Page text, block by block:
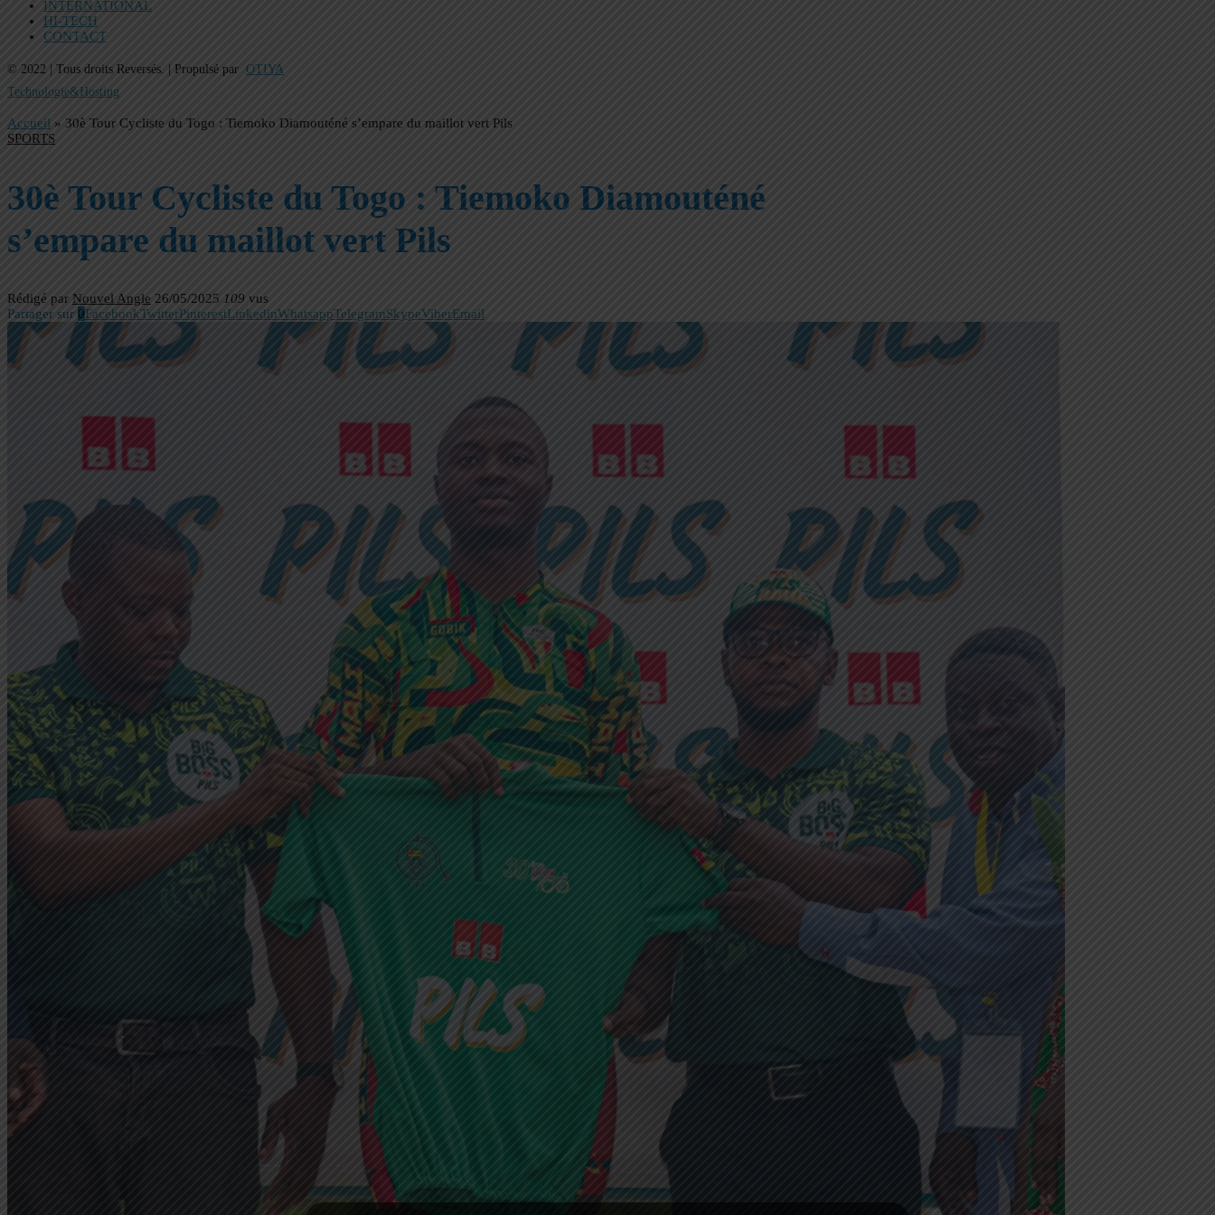
INTERNATIONAL
HI-TECH
CONTACT
© 2022 | Tous droits Reversés. | Propulsé par OTIYA
Technologie&Hosting
Accueil » 30è Tour Cycliste du Togo : Tiemoko Diamouténé s’empare du maillot vert Pils
SPORTS
30è Tour Cycliste du Togo : Tiemoko Diamouténé
s’empare du maillot vert Pils
Rédigé par Nouvel Angle 26/05/2025 109 vus
Partager sur 0FacebookTwitterPinterestLinkedinWhatsappTelegramSkypeViberEmail